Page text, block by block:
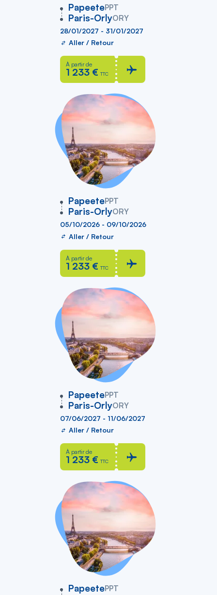
PapeetePPT
vers
Paris-OrlyORY
28/01/2027 - 31/01/2027
Aller / Retour
À partir de
1 233 € TTC
PapeetePPT
vers
Paris-OrlyORY
05/10/2026 - 09/10/2026
Aller / Retour
À partir de
1 233 € TTC
PapeetePPT
vers
Paris-OrlyORY
07/06/2027 - 11/06/2027
Aller / Retour
À partir de
1 233 € TTC
PapeetePPT
vers